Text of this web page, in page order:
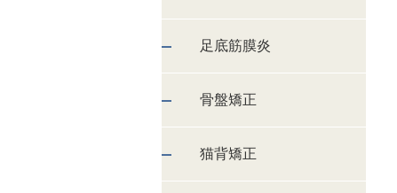
足底筋膜炎
骨盤矯正
猫背矯正